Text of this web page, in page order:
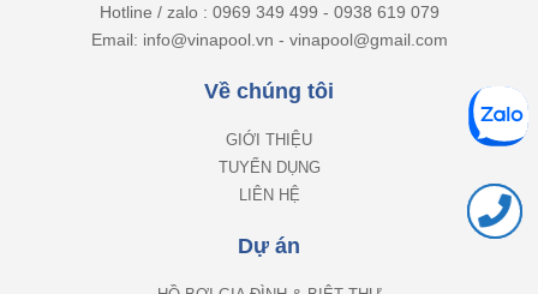
Hotline / zalo : 0969 349 499 - 0938 619 079
Email: info@vinapool.vn - vinapool@gmail.com
Về chúng tôi
GIỚI THIỆU
TUYỂN DỤNG
LIÊN HỆ
Dự án